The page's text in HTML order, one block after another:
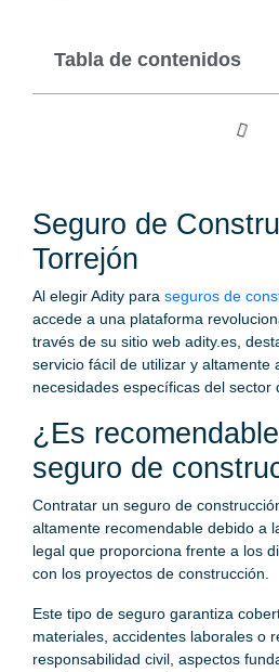
Seguro de
Torrejón
Al elegir Adity para seguros de
accede a una plataforma
través de su sitio web adity.es,
servicio fácil de utilizar y altamente
necesidades específicas del sector
¿Es
seguro de
Contratar un seguro de
altamente recomendable debido a
legal que proporciona frente a los
con los proyectos de construcción.
Este tipo de seguro garantiza
materiales, accidentes laborales o
responsabilidad civil, aspectos
Tabla de contenidos